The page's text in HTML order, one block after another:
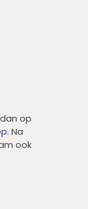
op
. Na
ook